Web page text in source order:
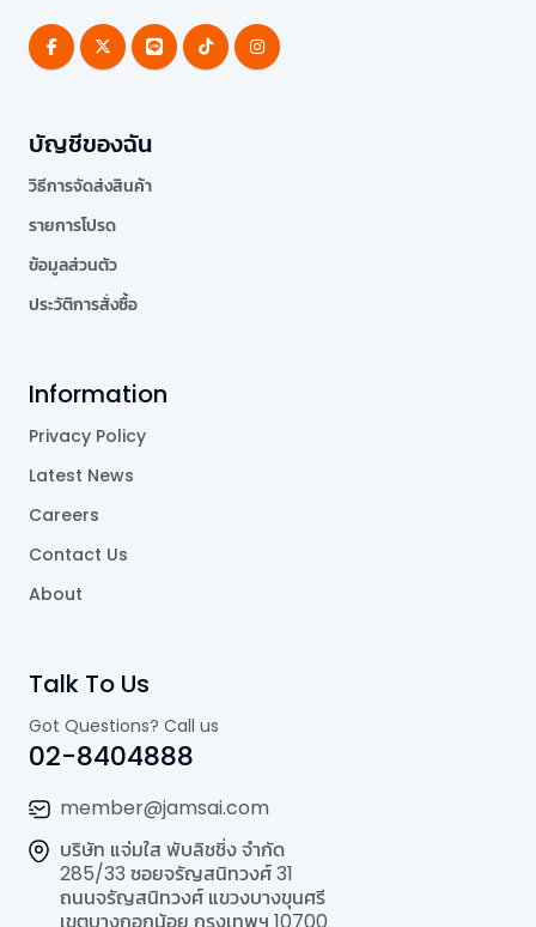
บัญชีของฉัน
วิธีการจัดส่งสินค้า
รายการโปรด
ข้อมูลส่วนตัว
ประวัติการสั่งซื้อ
Information
Privacy Policy
Latest News
Careers
Contact Us
About
Talk To Us
Got Questions? Call us
02-8404888
member@jamsai.com
บริษัท แจ่มใส พับลิชชิ่ง จำกัด
285/33 ซอยจรัญสนิทวงศ์ 31
ถนนจรัญสนิทวงศ์ แขวงบางขุนศรี